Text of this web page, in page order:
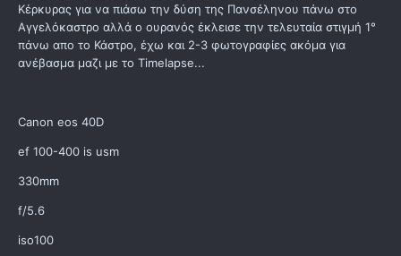
Κέρκυρας για να πιάσω την δύση της Πανσέληνου πάνω στο
Αγγελόκαστρο αλλά ο ουρανός έκλεισε την τελευταία στιγμή 1°
πάνω απο το Κάστρο, έχω και 2-3 φωτογραφίες ακόμα για
ανέβασμα μαζι με το Timelapse...
Canon eos 40D
ef 100-400 is usm
330mm
f/5.6
iso100